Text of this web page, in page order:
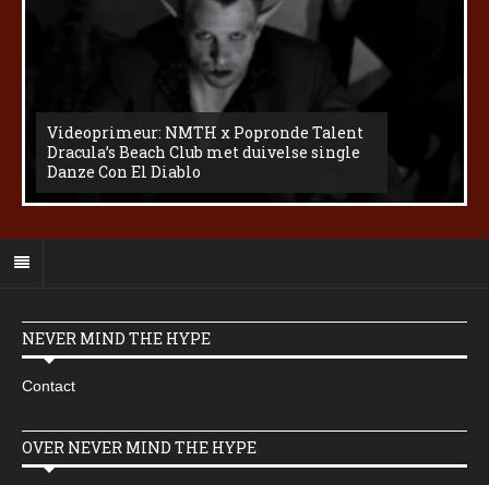
Videoprimeur: NMTH x Popronde Talent
Dracula’s Beach Club met duivelse single
Danze Con El Diablo
NEVER MIND THE HYPE
Contact
OVER NEVER MIND THE HYPE